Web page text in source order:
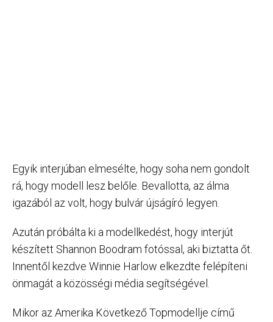
Egyik interjúban elmesélte, hogy soha nem gondolt
rá, hogy modell lesz belőle. Bevallotta, az álma
igazából az volt, hogy bulvár újságíró legyen.
Azután próbálta ki a modellkedést, hogy interjút
készített Shannon Boodram fotóssal, aki biztatta őt.
Innentől kezdve Winnie Harlow elkezdte felépíteni
önmagát a közösségi média segítségével.
Mikor az Amerika Következő Topmodellje című